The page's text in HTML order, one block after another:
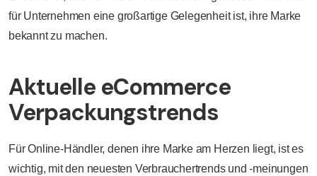
für Unternehmen eine großartige Gelegenheit ist, ihre Marke
bekannt zu machen.
Aktuelle eCommerce
Verpackungstrends
Für Online-Händler, denen ihre Marke am Herzen liegt, ist es
wichtig, mit den neuesten Verbrauchertrends und -meinungen